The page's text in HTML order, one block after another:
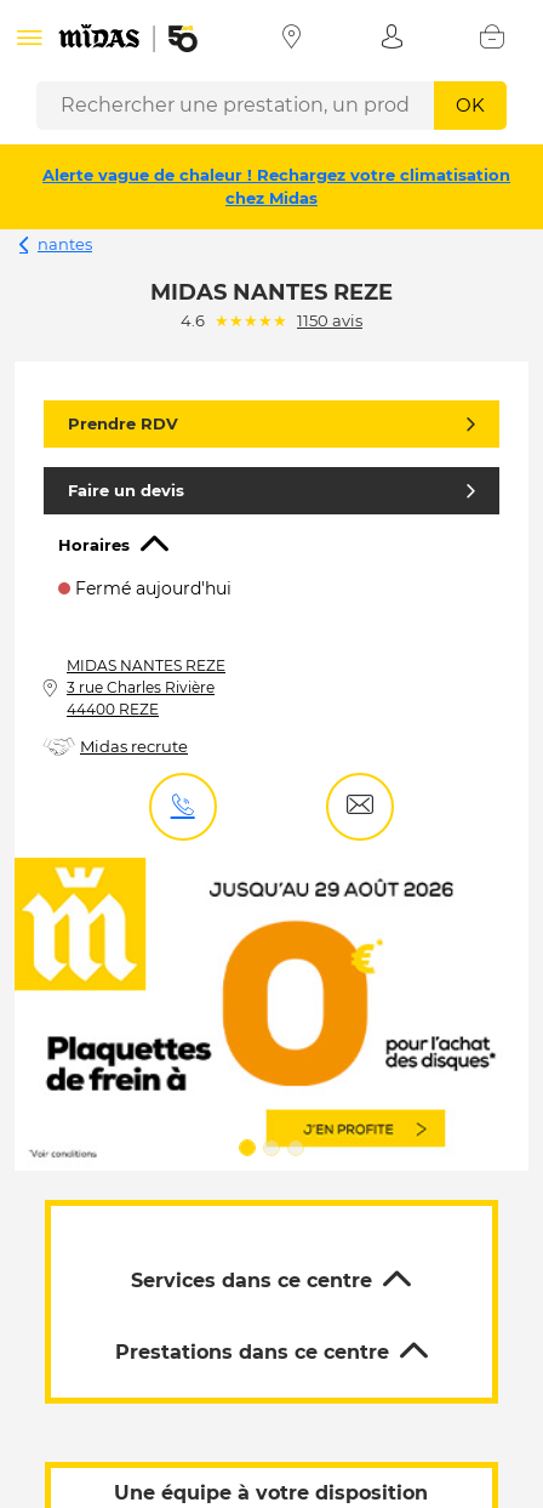
OK
Alerte vague de chaleur ! Rechargez votre climatisation
chez Midas
nantes
MIDAS NANTES REZE
4.6 (*)
★(*)
★(*)
★(*)
★(*)
★ 1150 avis
Prendre RDV
Faire un devis
Horaires
Fermé aujourd'hui
MIDAS NANTES REZE
3 rue Charles Rivière
44400 REZE
Midas recrute
Services dans ce centre
Prestations dans ce centre
Une équipe à votre disposition